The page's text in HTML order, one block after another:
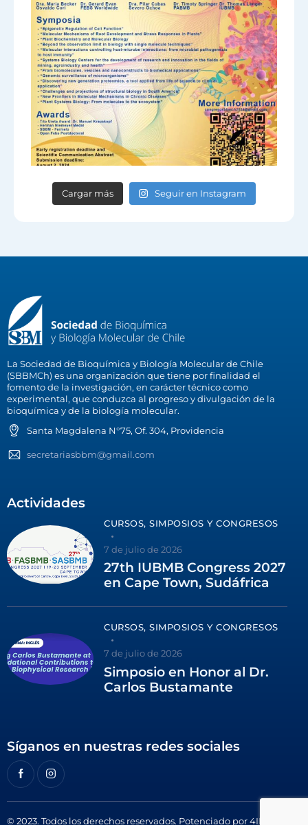
Cargar más Seguir en Instagram
La Sociedad de Bioquímica y Biología Molecular de Chile
(SBBMCh) es una organización que tiene por finalidad el
fomento de la investigación, en carácter técnico como
experimental, que conduzca al progreso y divulgación de la
bioquímica y de la biología molecular.
Santa Magdalena N°75, Of. 304, Providencia
secretariasbbm@gmail.com
Actividades
CURSOS, SIMPOSIOS Y CONGRESOS
7 de julio de 2026
27th IUBMB Congress 2027
en Cape Town, Sudáfrica
CURSOS, SIMPOSIOS Y CONGRESOS
7 de julio de 2026
Simposio en Honor al Dr.
Carlos Bustamante
Síganos en nuestras redes sociales
© 2023. Todos los derechos reservados. Potenciado por4ID